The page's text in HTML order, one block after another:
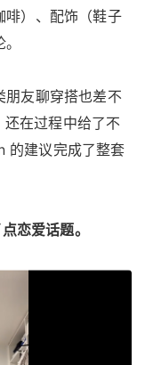
啡）、配饰（鞋子
朋友聊穿搭也差不
在过程中给了不
的建议完成了整套
恋爱话题。